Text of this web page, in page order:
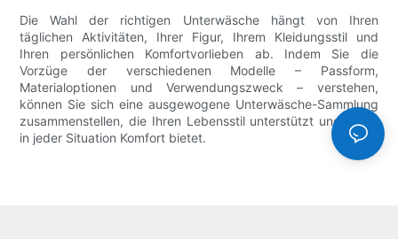
Die Wahl der richtigen Unterwäsche hängt von Ihren
täglichen Aktivitäten, Ihrer Figur, Ihrem Kleidungsstil und
Ihren persönlichen Komfortvorlieben ab. Indem Sie die
Vorzüge der verschiedenen Modelle – Passform,
Materialoptionen und Verwendungszweck – verstehen,
können Sie sich eine ausgewogene Unterwäsche-Sammlung
zusammenstellen, die Ihren Lebensstil unterstützt und Ihnen
in jeder Situation Komfort bietet.